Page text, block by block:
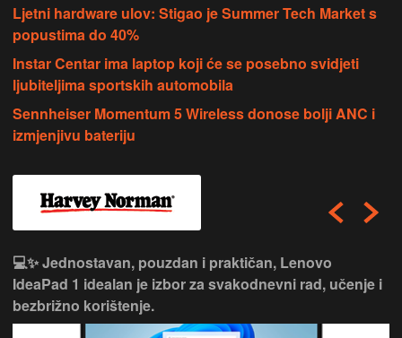
Ljetni hardware ulov: Stigao je Summer Tech Market s
popustima do 40%
Instar Centar ima laptop koji će se posebno svidjeti
ljubiteljima sportskih automobila
Sennheiser Momentum 5 Wireless donose bolji ANC i
izmjenjivu bateriju
💻✨ Jednostavan, pouzdan i praktičan, Lenovo
IdeaPad 1 idealan je izbor za svakodnevni rad, učenje i
bezbrižno korištenje.